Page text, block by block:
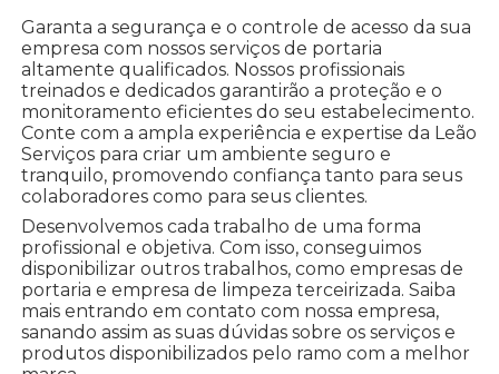
Garanta a segurança e o controle de acesso da sua
empresa com nossos serviços de portaria
altamente qualificados. Nossos profissionais
treinados e dedicados garantirão a proteção e o
monitoramento eficientes do seu estabelecimento.
Conte com a ampla experiência e expertise da Leão
Serviços para criar um ambiente seguro e
tranquilo, promovendo confiança tanto para seus
colaboradores como para seus clientes.
Desenvolvemos cada trabalho de uma forma
profissional e objetiva. Com isso, conseguimos
disponibilizar outros trabalhos, como empresas de
portaria e empresa de limpeza terceirizada. Saiba
mais entrando em contato com nossa empresa,
sanando assim as suas dúvidas sobre os serviços e
produtos disponibilizados pelo ramo com a melhor